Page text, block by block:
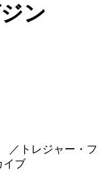
ン
イブ